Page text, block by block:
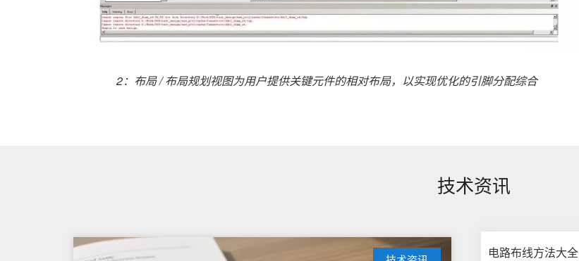
2：布局 / 布局规划视图为用户提供关键元件的相对布局，以实现优化的引脚分配综合
技术资讯
电路布线方法大全